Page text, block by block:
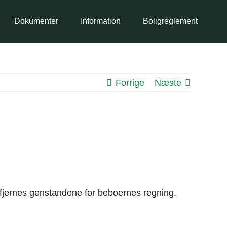
Dokumenter Information Boligreglement
Forrige Næste
genstandene for beboernes regning.